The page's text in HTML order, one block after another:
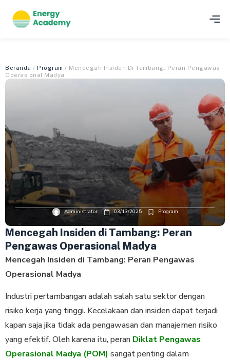
Beranda / Program / Mencegah Insiden Di Tambang: Peran Pengawas
Operasional Madya
Administrator 03/13/2025 Program
Mencegah Insiden di Tambang: Peran
Pengawas Operasional Madya
Mencegah Insiden di Tambang: Peran Pengawas
Operasional Madya
Industri pertambangan adalah salah satu sektor dengan
risiko kerja yang tinggi. Kecelakaan dan insiden dapat terjadi
kapan saja jika tidak ada pengawasan dan manajemen risiko
yang efektif. Oleh karena itu, peran Diklat Pengawas
Operasional Madya (POM) sangat penting dalam